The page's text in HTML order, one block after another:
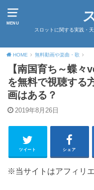
MENU
スロットに関する実践・
HOME 無料動画や楽曲・歌
【南国育ち～蝶
を無料で視聴する
画はある？
2019年8月26日
ツイート シェア
※当サイトはアフィリ